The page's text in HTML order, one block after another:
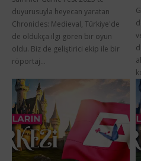
duyurusuyla heyecan yaratan
Chronicles: Medieval, Türkiye'de
de oldukça ilgi gören bir oyun
oldu. Biz de geliştirici ekip ile bir
röportaj...